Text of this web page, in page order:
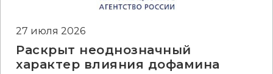
27 июля 2026
Раскрыт неоднозначный
характер влияния дофамина